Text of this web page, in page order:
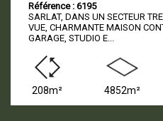
Référence : 6195
SARLAT, DANS UN SECTEUR
VUE, CHARMANTE MAISON
GARAGE, STUDIO E...
208m² 4852m²